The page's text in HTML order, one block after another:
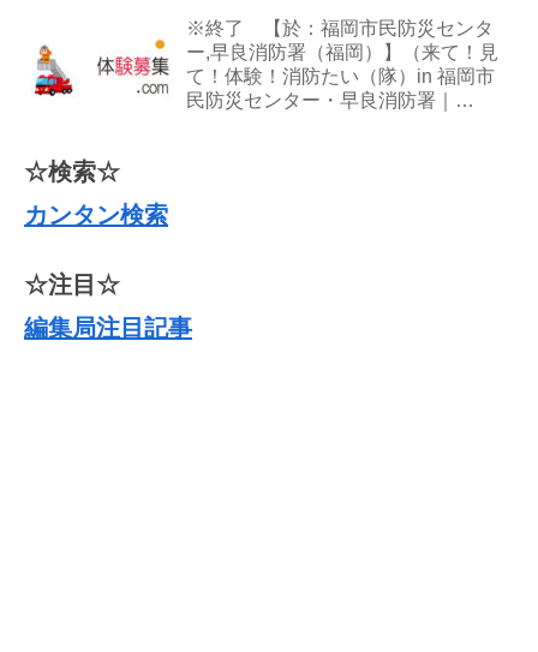
25/12）
※終了 【於：福岡市民防災センタ
ー,早良消防署（福岡）】（来て！見
て！体験！消防たい（隊）in 福岡市
民防災センター・早良消防署｜
☆検索☆
カンタン検索
☆注目☆
編集局注目記事